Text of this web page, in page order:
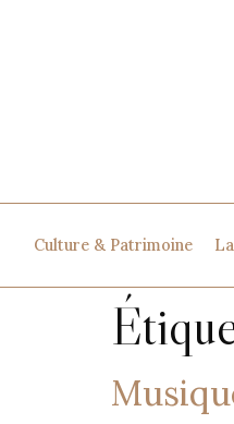
Culture & Patrimoine